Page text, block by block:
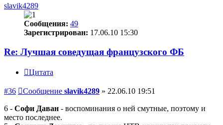
slavik4289
Сообщения: 49
Зарегистрирован: 17.06.10 15:30
Re: Лучшая соведущая французского ФБ
Цитата
#36 Сообщение slavik4289 » 22.06.10 19:51
6 - Софи Даван - воспоминания о ней смутные, поэтому и
место последнее.